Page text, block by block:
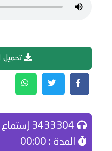
تحميل
المدة : 00:00